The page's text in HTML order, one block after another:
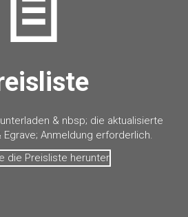
& nbsp; die aktualisierte
Egrave; Anmeldung erforderlich.
die Preisliste herunter